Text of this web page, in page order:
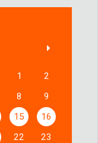
1
2
8
9
15
16
22
23